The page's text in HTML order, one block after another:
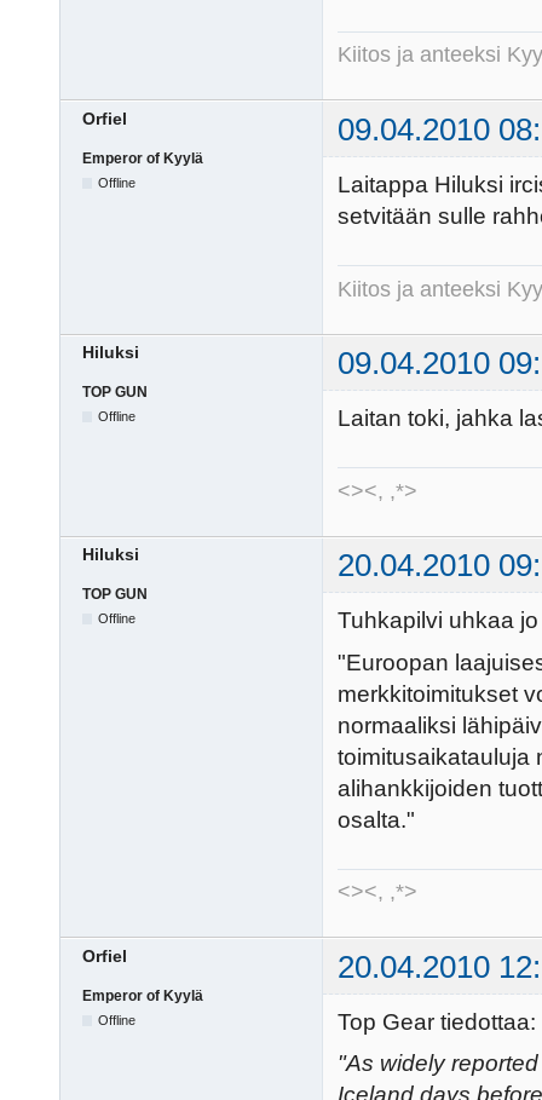
Kiitos ja anteeksi
Orfiel 09.04.2010
Emperor of Kyylä
Offline
Laitappa Hiluksi
setvitään sulle
Kiitos ja anteeksi
Hiluksi 09.04.2010
TOP GUN
Offline Laitan toki, jahka
<><, ,*>
Hiluksi 20.04.2010
TOP GUN
Offline
Tuhkapilvi uhkaa
"Euroopan
merkkitoimitukset
normaaliksi
toimitusaikatauluja
alihankkijoiden
osalta."
<><, ,*>
Orfiel 20.04.2010
Emperor of Kyylä
Offline
Top Gear tiedottaa:
"As widely